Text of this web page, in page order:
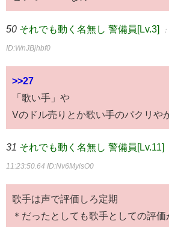
50 それでも動く名無し 警備員[Lv.3]
ID:WnJBjhbf0
>>27
「歌い手」や
Vのドル売りとか歌い手のパクリや
31 それでも動く名無し 警備員[Lv.11]
11:23:50.64 ID:Nv6MyisO0
歌手は声で評価しろ定期
＊だったとしても歌手としての評